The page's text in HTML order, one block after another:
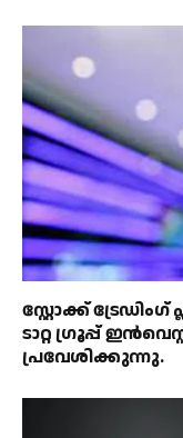
സ്റ്റോക്ക്
ടാറ്റ ഗ്രൂപ്പ്
പ്രവേശിക്കുന്നു.